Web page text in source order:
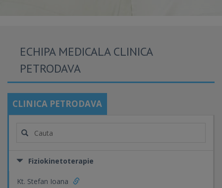
ECHIPA MEDICALA CLINICA
PETRODAVA
CLINICA PETRODAVA
Fiziokinetoterapie
Kt. Stefan Ioana